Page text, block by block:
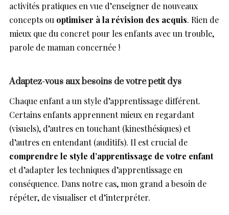
activités pratiques en vue d’enseigner de nouveaux
concepts ou optimiser à la révision des acquis. Rien de
mieux que du concret pour les enfants avec un trouble,
parole de maman concernée !
Adaptez-vous aux besoins de votre petit dys
Chaque enfant a un style d’apprentissage différent.
Certains enfants apprennent mieux en regardant
(visuels), d’autres en touchant (kinesthésiques) et
d’autres en entendant (auditifs). Il est crucial de
comprendre le style d’apprentissage de votre enfant
et d’adapter les techniques d’apprentissage en
conséquence. Dans notre cas, mon grand a besoin de
répéter, de visualiser et d’interpréter.